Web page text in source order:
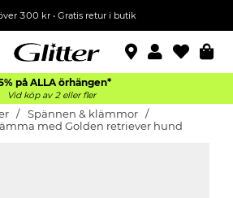
300 kr• Gratis retur i butik
på ALLAörhängen*
Vid köp av 2 eller fler
Spännen & klämmor
med Golden retriever hund